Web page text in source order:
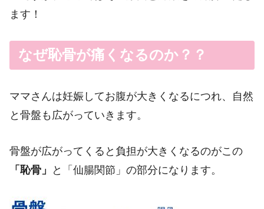
ます！
なぜ恥骨が痛くなるのか？？
ママさんは妊娠してお腹が大きくなるにつれ、自然
と骨盤も広がっていきます。
骨盤が広がってくると負担が大きくなるのがこの
「恥骨」
と「仙腸関節」の部分になります。